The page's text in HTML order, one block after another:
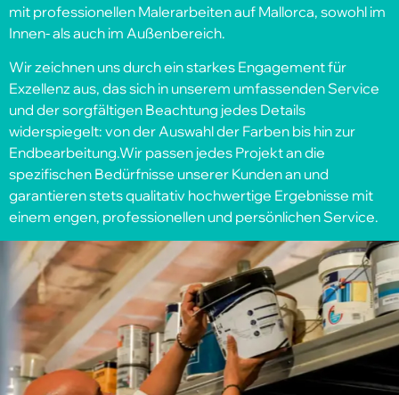
mit professionellen Malerarbeiten auf Mallorca, sowohl im
Innen- als auch im Außenbereich.
Wir zeichnen uns durch ein starkes Engagement für
Exzellenz aus, das sich in unserem umfassenden Service
und der sorgfältigen Beachtung jedes Details
widerspiegelt: von der Auswahl der Farben bis hin zur
Endbearbeitung.Wir passen jedes Projekt an die
spezifischen Bedürfnisse unserer Kunden an und
garantieren stets qualitativ hochwertige Ergebnisse mit
einem engen, professionellen und persönlichen Service.